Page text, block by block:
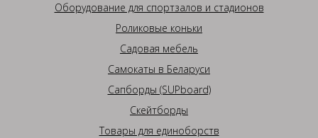
Оборудование для спортзалов и стадионов
Роликовые коньки
Садовая мебель
Самокаты в Беларуси
Сапборды (SUPboard)
Скейтборды
Товары для единоборств